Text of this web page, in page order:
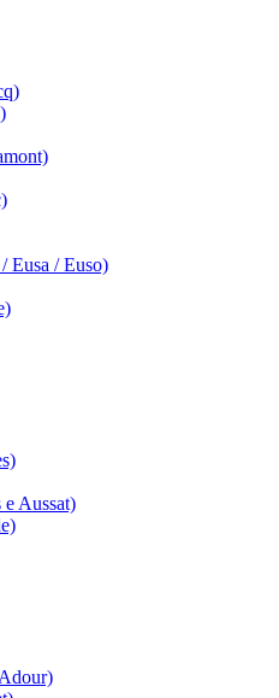
Eusa / Euso)
Aussat)